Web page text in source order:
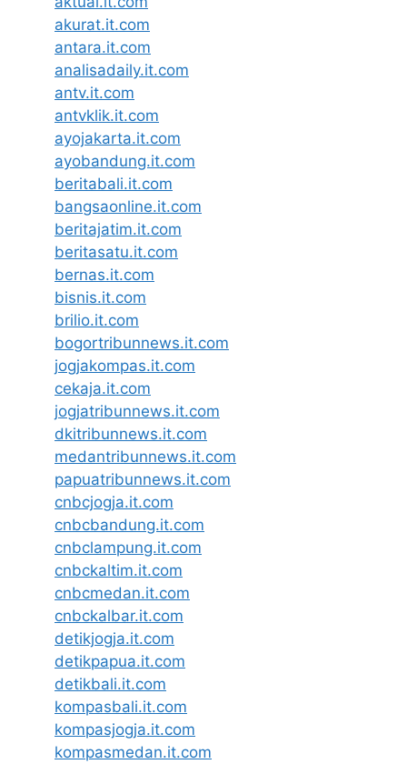
akurat.it.com
antara.it.com
analisadaily.it.com
antv.it.com
antvklik.it.com
ayojakarta.it.com
ayobandung.it.com
beritabali.it.com
bangsaonline.it.com
beritajatim.it.com
beritasatu.it.com
bernas.it.com
bisnis.it.com
brilio.it.com
bogortribunnews.it.com
jogjakompas.it.com
cekaja.it.com
jogjatribunnews.it.com
dkitribunnews.it.com
medantribunnews.it.com
papuatribunnews.it.com
cnbcjogja.it.com
cnbcbandung.it.com
cnbclampung.it.com
cnbckaltim.it.com
cnbcmedan.it.com
cnbckalbar.it.com
detikjogja.it.com
detikpapua.it.com
detikbali.it.com
kompasbali.it.com
kompasjogja.it.com
kompasmedan.it.com